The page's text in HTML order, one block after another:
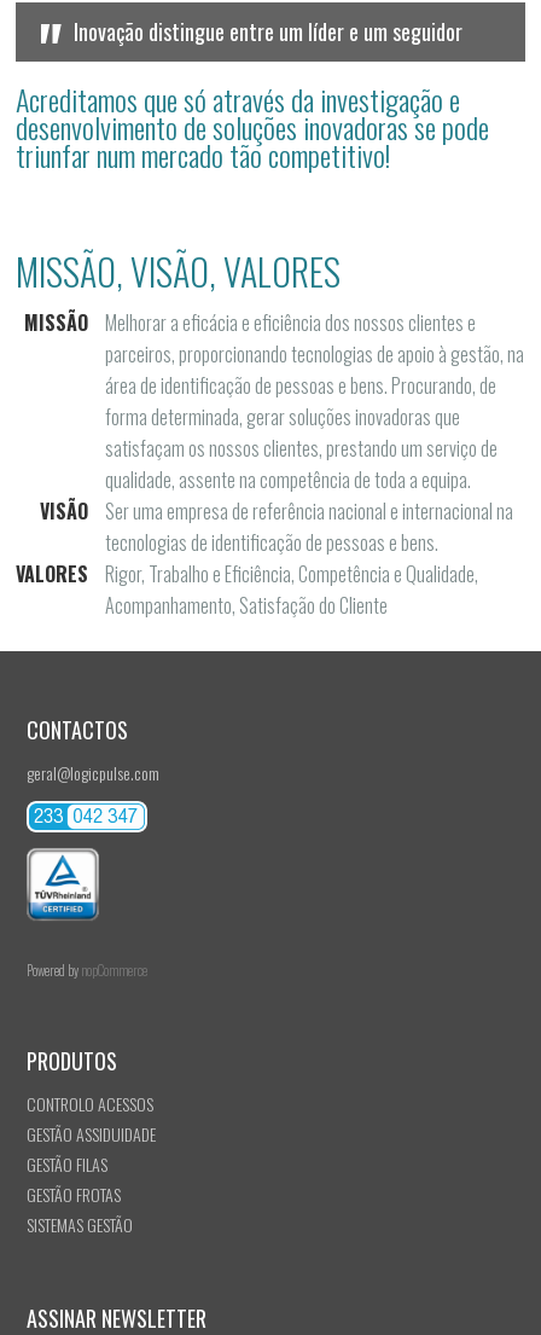
" Inovação distingue entre um líder e um seguidor
Acreditamos que só através da investigação e
desenvolvimento de soluções inovadoras se pode
triunfar num mercado tão competitivo!
MISSÃO, VISÃO, VALORES
MISSÃO
Melhorar a eficácia e eficiência dos nossos clientes e
parceiros, proporcionando tecnologias de apoio à gestão, na
área de identificação de pessoas e bens. Procurando, de
forma determinada, gerar soluções inovadoras que
satisfaçam os nossos clientes, prestando um serviço de
qualidade, assente na competência de toda a equipa.
VISÃO
Ser uma empresa de referência nacional e internacional na
tecnologias de identificação de pessoas e bens.
VALORES
Rigor, Trabalho e Eficiência, Competência e Qualidade,
Acompanhamento, Satisfação do Cliente
CONTACTOS
geral@logicpulse.com
Powered bynopCommerce
PRODUTOS
CONTROLO ACESSOS
GESTÃO ASSIDUIDADE
GESTÃO FILAS
GESTÃO FROTAS
SISTEMAS GESTÃO
ASSINAR NEWSLETTER